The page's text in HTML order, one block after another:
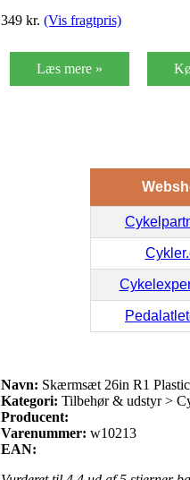
349 kr. (Vis fragtpris)
Læs mere »
Navn: Skærmsæt 26in R1
Kategori: Tilbehør & udstyr >
Producent:
Varenummer: w10213
EAN: